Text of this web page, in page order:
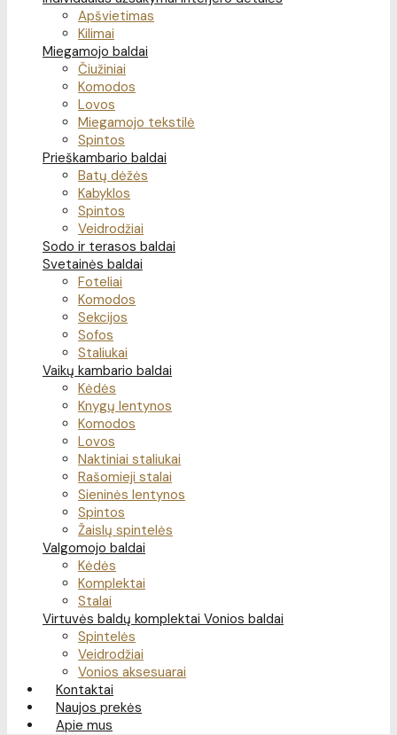
Apšvietimas
Kilimai
Miegamojo baldai
Čiužiniai
Komodos
Lovos
Miegamojo tekstilė
Spintos
Prieškambario baldai
Batų dėžės
Kabyklos
Spintos
Veidrodžiai
Sodo ir terasos baldai
Svetainės baldai
Foteliai
Komodos
Sekcijos
Sofos
Staliukai
Vaikų kambario baldai
Kėdės
Knygų lentynos
Komodos
Lovos
Naktiniai staliukai
Rašomieji stalai
Sieninės lentynos
Spintos
Žaislų spintelės
Valgomojo baldai
Kėdės
Komplektai
Stalai
Virtuvės baldų komplektai Vonios baldai
Spintelės
Veidrodžiai
Vonios aksesuarai
Kontaktai
Naujos prekės
Apie mus